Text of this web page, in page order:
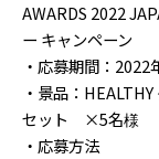
AWARDS 2022
ー キャンペーン
・応募期間：
・景品：
セット ×5名様
・応募方法